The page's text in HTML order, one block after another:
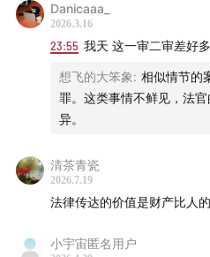
Danicaaa_
2026.3.16
23:55 我天 这一审二审差好多
想飞的大笨象: 相似情节的
罪。这类事情不鲜见，法
异。
清茶青瓷
2026.7.19
法律传达的价值是财产比人
小宇宙匿名用户